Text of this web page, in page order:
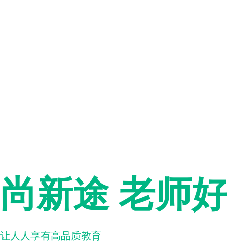
尚新途 老师
让人人享有高品质教育